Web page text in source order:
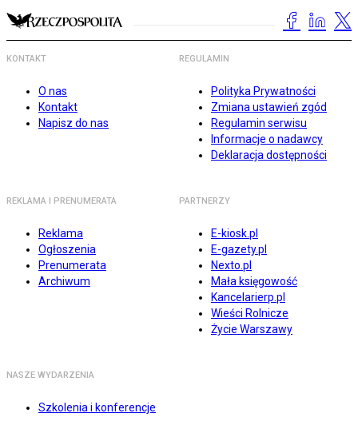
KONTAKT
O nas
Kontakt
Napisz do nas
REGULAMIN
Polityka Prywatności
Zmiana ustawień zgód
Regulamin serwisu
Informacje o nadawcy
Deklaracja dostępności
REKLAMA I PRENUMERATA
Reklama
Ogłoszenia
Prenumerata
Archiwum
PARTNERZY
E-kiosk.pl
E-gazety.pl
Nexto.pl
Mała księgowość
Kancelarierp.pl
Wieści Rolnicze
Życie Warszawy
NASZE WYDARZENIA
Szkolenia i konferencje